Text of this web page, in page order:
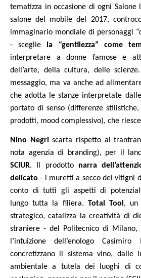
tematizza in occasione di ogni Salone
salone del mobile del 2017,
immaginario mondiale di personaggi
- sceglie
la “gentilezza” come
interpretare a donne famose e
dell’arte, della cultura, delle
messaggio, ma va anche ad
che adotta le stanze interpretate
portato di senso (differenze
prodotti, mood complessivo), che
Nino Negriscarta rispetto al
nota agenzia di branding), per il
SCIUR. Il prodotto narra
delicato - i muretti a secco dei vitigni
conto di tutti gli aspetti di
lungo tutta la filiera. Total Tool , un
strategico, catalizza la creatività di
straniere - del Politecnico di Milano,
l’intuizione dell’enologo
concretizzano il sistema vino, dalle
ambientale a tutela dei luoghi di